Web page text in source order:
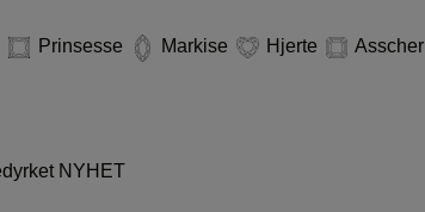
Prinsesse Markise Hjerte Asscher
NYHET